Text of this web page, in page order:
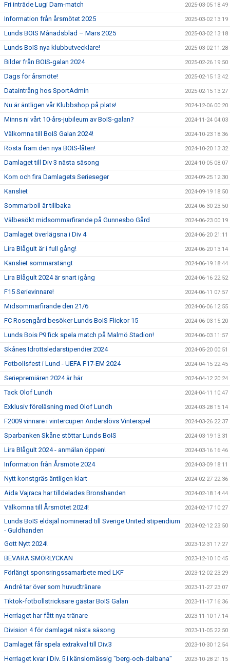
Fri inträde Lugi Dam-match 2025-03-05 18:49
Information från årsmötet 2025 2025-03-02 13:19
Lunds BOIS Månadsblad – Mars 2025 2025-03-02 13:18
Lunds BoIS nya klubbutvecklare! 2025-03-02 11:28
Bilder från BOIS-galan 2024 2025-02-26 19:50
Dags för årsmöte! 2025-02-15 13:42
Dataintrång hos SportAdmin 2025-02-15 13:27
Nu är äntligen vår Klubbshop på plats! 2024-12-06 00:20
Minns ni vårt 10-års-jubileum av BoIS-galan? 2024-11-24 04:03
Välkomna till BoIS Galan 2024! 2024-10-23 18:36
Rösta fram den nya BOIS-låten! 2024-10-20 13:32
Damlaget till Div 3 nästa säsong 2024-10-05 08:07
Kom och fira Damlagets Serieseger 2024-09-25 12:30
Kansliet 2024-09-19 18:50
Sommarboll är tillbaka 2024-06-30 23:50
Välbesökt midsommarfirande på Gunnesbo Gård 2024-06-23 00:19
Damlaget överlägsna i Div 4 2024-06-20 21:11
Lira Blågult är i full gång! 2024-06-20 13:14
Kansliet sommarstängt 2024-06-19 18:44
Lira Blågult 2024 är snart igång 2024-06-16 22:52
F15 Serievinnare! 2024-06-11 07:57
Midsommarfirande den 21/6 2024-06-06 12:55
FC Rosengård besöker Lunds BoIS Flickor 15 2024-06-03 15:20
Lunds Bois P9 fick spela match på Malmö Stadion! 2024-06-03 11:57
Skånes Idrottsledarstipendier 2024 2024-05-20 00:51
Fotbollsfest i Lund - UEFA F17-EM 2024 2024-04-15 22:45
Seriepremiären 2024 är här 2024-04-12 20:24
Tack Olof Lundh 2024-04-11 10:47
Exklusiv föreläsning med Olof Lundh 2024-03-28 15:14
F2009 vinnare i vintercupen Anderslövs Vinterspel 2024-03-26 22:37
Sparbanken Skåne stöttar Lunds BoIS 2024-03-19 13:31
Lira Blågult 2024 - anmälan öppen! 2024-03-16 16:46
Information från Årsmöte 2024 2024-03-09 18:11
Nytt konstgräs äntligen klart 2024-02-27 22:36
Aida Vajraca har tilldelades Bronshanden 2024-02-18 14:44
Välkomna till Årsmötet 2024! 2024-02-17 10:27
Lunds BoIS eldsjäl nominerad till Sverige United stipendium
- Guldhanden
2024-02-12 23:50
Gott Nytt 2024! 2023-12-31 17:27
BEVARA SMÖRLYCKAN 2023-12-10 10:45
Förlängt sponsringssamarbete med LKF 2023-12-02 23:29
André tar över som huvudtränare 2023-11-27 23:07
Tiktok-fotbollstricksare gästar BoIS Galan 2023-11-17 16:36
Herrlaget har fått nya tränare 2023-11-10 17:14
Division 4 för damlaget nästa säsong 2023-11-05 22:50
Damlaget får spela extrakval till Div.3 2023-10-30 12:54
Herrlaget kvar i Div. 5 i känslomässig "berg-och-dalbana" 2023-10-28 21:15